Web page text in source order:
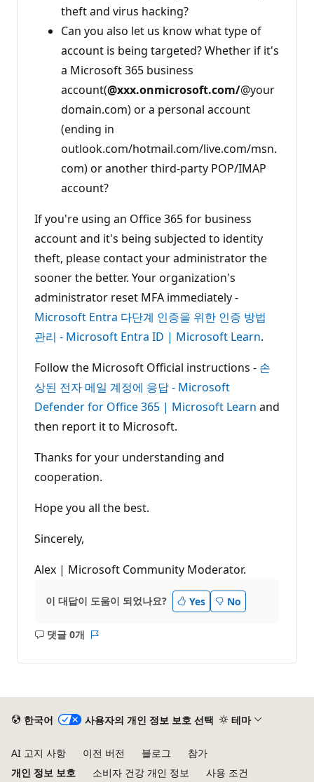
theft and virus hacking?
Can you also let us know what type of
account is being targeted? Whether if it's
a Microsoft 365 business
account(@xxx.onmicrosoft.com/@your
domain.com) or a personal account
(ending in
outlook.com/hotmail.com/live.com/msn.
com) or another third-party POP/IMAP
account?
If you're using an Office 365 for business
account and it's being subjected to identity
theft, please contact your administrator the
sooner the better. Your organization's
administrator reset MFA immediately -
Microsoft Entra 다단계 인증을 위한 인증 방법
관리 - Microsoft Entra ID | Microsoft Learn.
Follow the Microsoft Official instructions - 손
상된 전자 메일 계정에 응답 - Microsoft
Defender for Office 365 | Microsoft Learn and
then report it to Microsoft.
Thanks for your understanding and
cooperation.
Hope you all the best.
Sincerely,
Alex | Microsoft Community Moderator.
이 대답이 도움이 되었나요? Yes No
댓글 0개
설
한국어 사용자의 개인 정보 보호 선택 테마
AI 고지 사항 이전 버전 블로그
참가
개인 정보 보호
소비자 건강 개인 정보 사용 조건